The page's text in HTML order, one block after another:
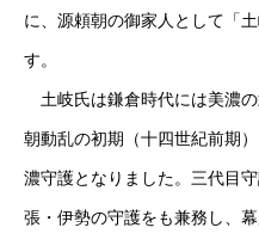
に、源頼朝の御家人として「
す。
土岐氏は鎌倉時代には美濃
朝動乱の初期（十四世紀前期
濃守護となりました。三代目
張・伊勢の守護をも兼務し、